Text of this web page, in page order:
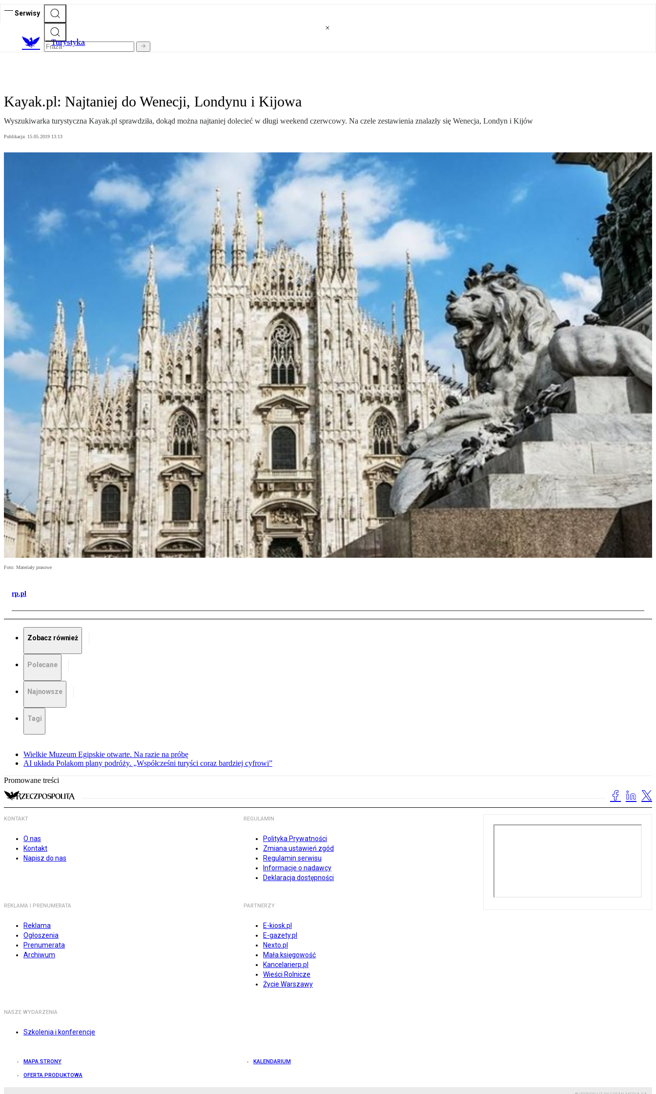
Serwisy
Turystyka
Kayak.pl: Najtaniej do Wenecji, Londynu i Kijowa
Wyszukiwarka turystyczna Kayak.pl sprawdziła, dokąd można najtaniej dolecieć w długi weekend czerwcowy. Na czele zestawienia znalazły się Wenecja, Londyn i Kijów
Publikacja: 15.05.2019 13:13
Foto: Materiały prasowe
rp.pl
Zobacz również
Polecane
Najnowsze
Tagi
Wielkie Muzeum Egipskie otwarte. Na razie na próbę
AI układa Polakom plany podróży. „Współcześni turyści coraz bardziej cyfrowi”
Promowane treści
KONTAKT
O nas
Kontakt
Napisz do nas
REGULAMIN
Polityka Prywatności
Zmiana ustawień zgód
Regulamin serwisu
Informacje o nadawcy
Deklaracja dostępności
REKLAMA I PRENUMERATA
Reklama
Ogłoszenia
Prenumerata
Archiwum
PARTNERZY
E-kiosk.pl
E-gazety.pl
Nexto.pl
Mała księgowość
Kancelarierp.pl
Wieści Rolnicze
Życie Warszawy
NASZE WYDARZENIA
Szkolenia i konferencje
MAPA STRONY KALENDARIUM
OFERTA PRODUKTOWA